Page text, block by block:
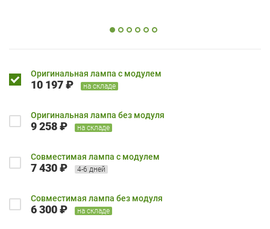
Оригинальная лампа с модулем
10 197 ₽ на складе
Оригинальная лампа без модуля
9 258 ₽ на складе
Совместимая лампа с модулем
7 430 ₽ 4-6 дней
Совместимая лампа без модуля
6 300 ₽ на складе